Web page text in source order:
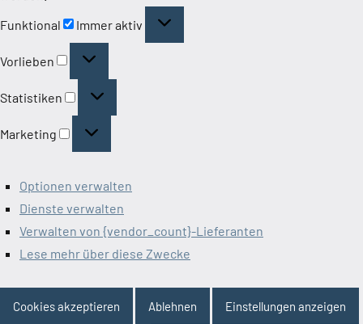
Funktional
Immer aktiv
Vorlieben
Vorlieben
Statistiken
Statistiken
Marketing
Marketing
Optionen verwalten
Dienste verwalten
Verwalten von {vendor_count}-Lieferanten
Lese mehr über diese Zwecke
Cookies akzeptieren Ablehnen Einstellungen anzeigen